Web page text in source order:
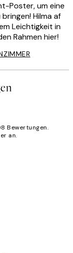
Poster, um eine
Hilma af
Leichtigkeit in
Rahmen hier!
Bewertungen.
an.